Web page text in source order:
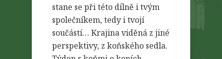
stane se při této dílně i tvým
společníkem, tedy i tvojí
součástí… Krajina viděná z jiné
perspektivy, z koňského sedla.